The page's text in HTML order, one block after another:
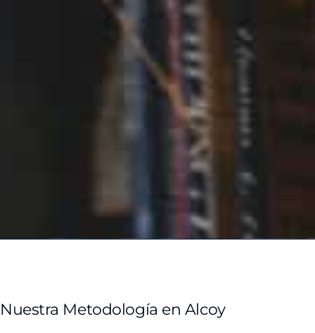
Nuestra Metodología en Alcoy